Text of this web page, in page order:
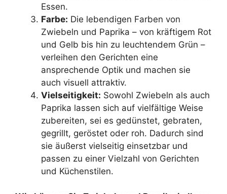
Essen.
Farbe: Die lebendigen Farben von
Zwiebeln und Paprika – von kräftigem Rot
und Gelb bis hin zu leuchtendem Grün –
verleihen den Gerichten eine
ansprechende Optik und machen sie
auch visuell attraktiv.
Vielseitigkeit: Sowohl Zwiebeln als auch
Paprika lassen sich auf vielfältige Weise
zubereiten, sei es gedünstet, gebraten,
gegrillt, geröstet oder roh. Dadurch sind
sie äußerst vielseitig einsetzbar und
passen zu einer Vielzahl von Gerichten
und Küchenstilen.